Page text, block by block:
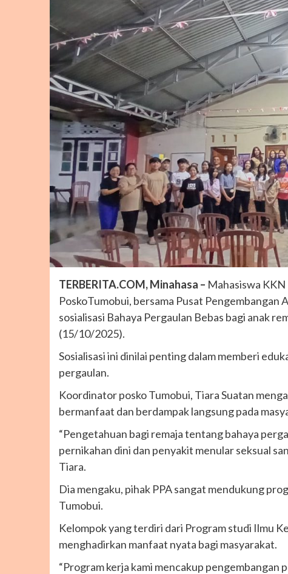
TERBERITA.COM, Minahasa – Mahasiswa
PoskoTumobui, bersama Pusat
sosialisasi Bahaya Pergaulan Bebas bagi anak
(15/10/2025).
Sosialisasi ini dinilai penting dalam memberi
pergaulan.
Koordinator posko Tumobui, Tiara Suatan
bermanfaat dan berdampak langsung pada
“Pengetahuan bagi remaja tentang bahaya
pernikahan dini dan penyakit menular seksual
Tiara.
Dia mengaku, pihak PPA sangat mendukung
Tumobui.
Kelompok yang terdiri dari Program studi Ilmu
menghadirkan manfaat nyata bagi masyarakat.
“Program kerja kami mencakup